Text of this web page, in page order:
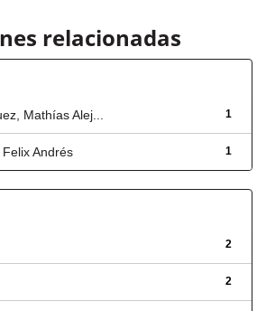
relacionadas
1
Mathías Alej...
1
Andrés
2
2